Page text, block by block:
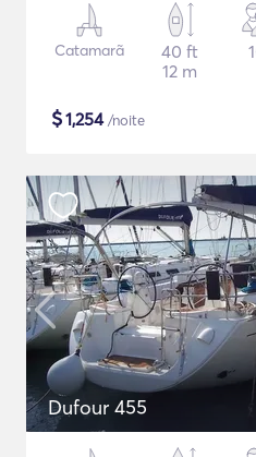
Catamarã
40 ft
12 m
$1,254/noite
Dufour 455